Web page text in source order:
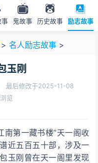
事 鬼故事 历史故事 励志故事
> 名人励志故事 >
玉刚
最后修改于2025-11-08
览
近五百五十部，涉及一
玉刚曾在天一阁里发现